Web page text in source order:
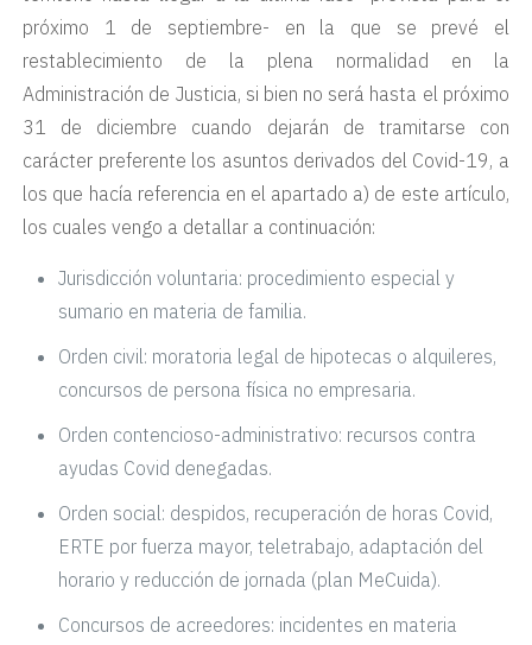
próximo 1 de septiembre- en la que se prevé el
restablecimiento de la plena normalidad en la
Administración de Justicia, si bien no será hasta el próximo
31 de diciembre cuando dejarán de tramitarse con
carácter preferente los asuntos derivados del Covid-19, a
los que hacía referencia en el apartado a) de este artículo,
los cuales vengo a detallar a continuación:
Jurisdicción voluntaria: procedimiento especial y
sumario en materia de familia.
Orden civil: moratoria legal de hipotecas o alquileres,
concursos de persona física no empresaria.
Orden contencioso-administrativo: recursos contra
ayudas Covid denegadas.
Orden social: despidos, recuperación de horas Covid,
ERTE por fuerza mayor, teletrabajo, adaptación del
horario y reducción de jornada (plan MeCuida).
Concursos de acreedores: incidentes en materia